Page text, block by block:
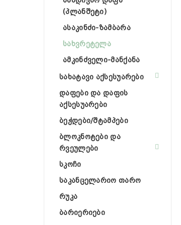
(პლანშეტი)
ასაკინძი-ზამბარა
სახვრეტელა
ამკინძველი-მანქანა
სახატავი აქსესუარები
დაფები და დაფის
აქსესუარები
ბეჭდები/შტამპები
ბლოკნოტები და
რვეულები
სკოჩი
საკანცელარიო თარო
რუკა
ბარიერიები